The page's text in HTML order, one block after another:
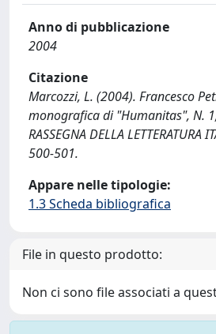
Anno di pubblicazione
2004
Citazione
Marcozzi, L. (2004). Francesco
monografica di "Humanitas", N.
RASSEGNA DELLA LETTERATURA
500-501.
Appare nelle tipologie:
1.3 Scheda bibliografica
File in questo prodotto:
Non ci sono file associati a